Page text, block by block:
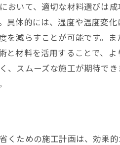
アフターサービ
長期保証がもたら
保証とアフター
トラブル対応の
地域に密着した
おいて、適切な材料選びは
具体的には、湿度や温度変
を減らすことが可能です。
と材料を活用することで、
、スムーズな施工が期待で
くための施工計画は、効果